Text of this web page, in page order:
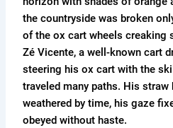
the countryside was broken
of the ox cart wheels creaking
Zé Vicente, a well-known cart
steering his ox cart with the
traveled many paths. His straw
weathered by time, his gaze
obeyed without haste.